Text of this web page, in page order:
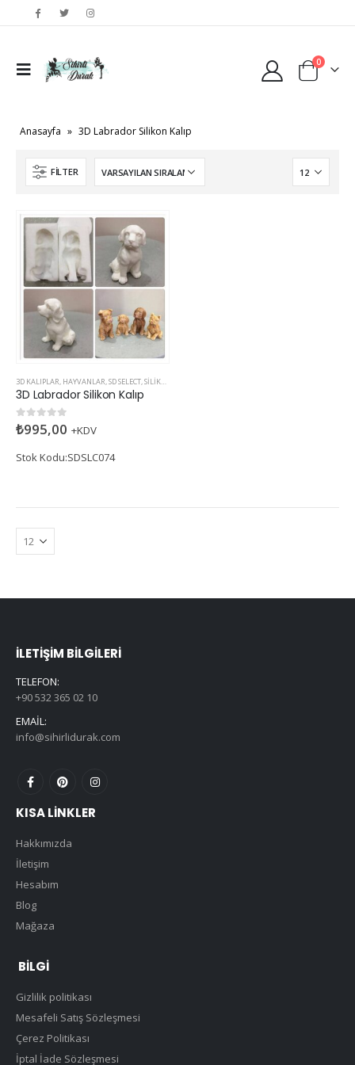
0
Anasayfa » 3D Labrador Silikon Kalıp
FILTER
3D KALIPLAR, HAYVANLAR,SD SELECT,SILIKON KALIPLAR
3D Labrador Silikon Kalıp
05 üzerinden
₺995,00 +KDV
Stok Kodu:SDSLC074
İLETIŞIM BILGILERI
TELEFON:
+90 532 365 02 10
EMAIL:
info@sihirlidurak.com
KISA LINKLER
Hakkımızda
İletişim
Hesabım
Blog
Mağaza
BILGI
Gizlilik politikası
Mesafeli Satış Sözleşmesi
Çerez Politikası
İptal İade Sözleşmesi